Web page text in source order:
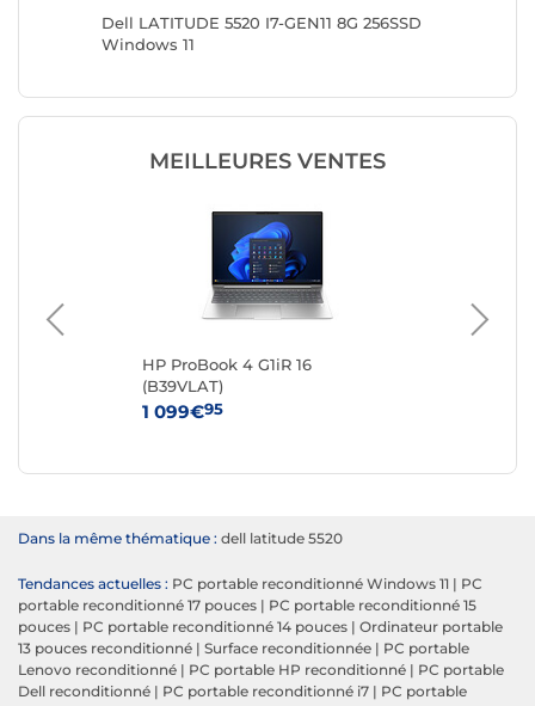
Dell LATITUDE 5520 I7-GEN11 8G 256SSD
Windows 11
MEILLEURES VENTES
HP ProBook 4 G1iR 16
(B39VLAT)
1 099€95
Dans la même thématique : dell latitude 5520
Tendances actuelles : PC portable reconditionné Windows 11 | PC
portable reconditionné 17 pouces | PC portable reconditionné 15
pouces | PC portable reconditionné 14 pouces | Ordinateur portable
13 pouces reconditionné | Surface reconditionnée | PC portable
Lenovo reconditionné | PC portable HP reconditionné | PC portable
Dell reconditionné | PC portable reconditionné i7 | PC portable